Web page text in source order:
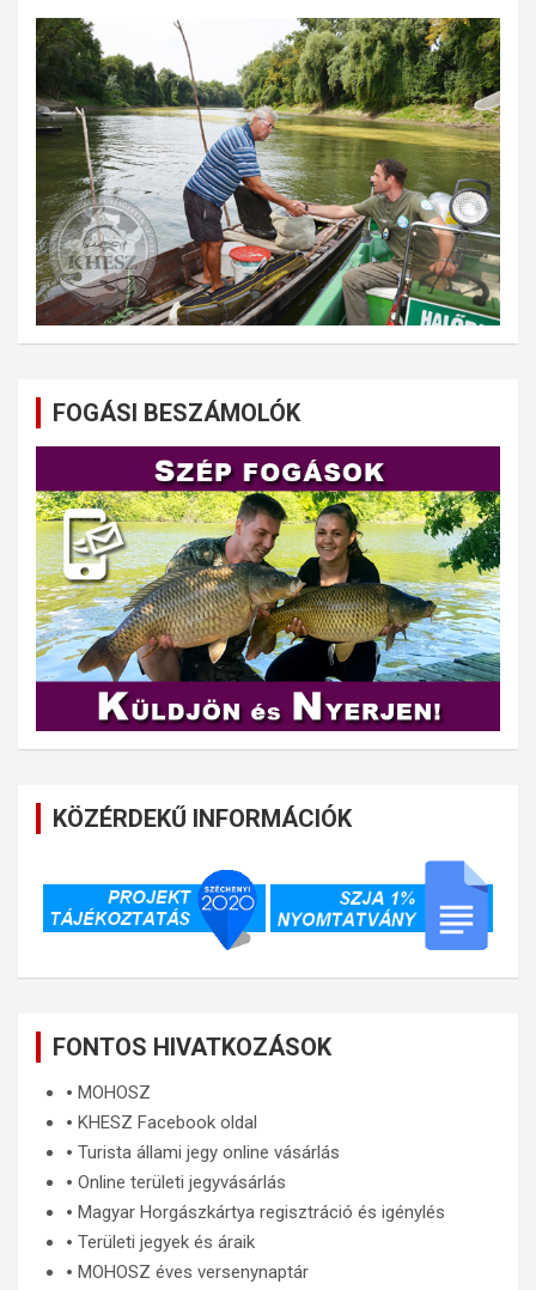
FOGÁSI BESZÁMOLÓK
KÖZÉRDEKŰ INFORMÁCIÓK
FONTOS HIVATKOZÁSOK
🞄 MOHOSZ
🞄 KHESZ Facebook oldal
🞄 Turista állami jegy online vásárlás
🞄 Online területi jegyvásárlás
🞄 Magyar Horgászkártya regisztráció és igénylés
🞄 Területi jegyek és áraik
🞄 MOHOSZ éves versenynaptár